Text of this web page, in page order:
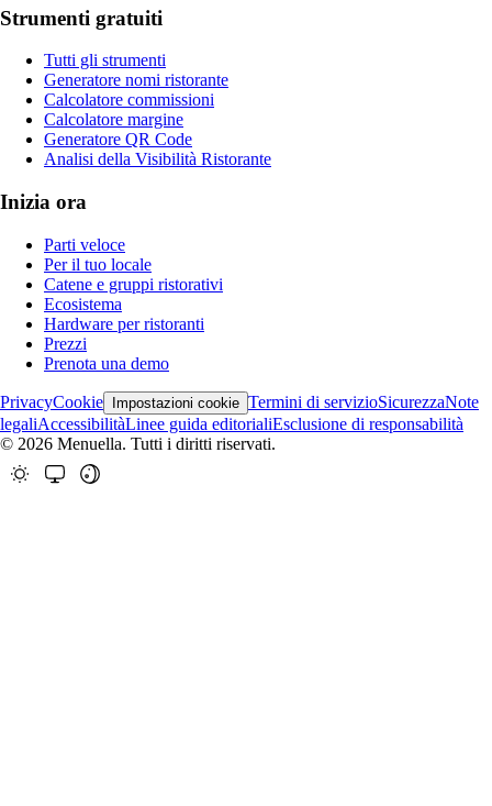
Strumenti gratuiti
Tutti gli strumenti
Generatore nomi ristorante
Calcolatore commissioni
Calcolatore margine
Generatore QR Code
Analisi della Visibilità Ristorante
Inizia ora
Parti veloce
Per il tuo locale
Catene e gruppi ristorativi
Ecosistema
Hardware per ristoranti
Prezzi
Prenota una demo
PrivacyCookie Impostazioni cookie Termini di servizioSicurezzaNote
legaliAccessibilitàLinee guida editorialiEsclusione di responsabilità
© 2026 Menuella. Tutti i diritti riservati.